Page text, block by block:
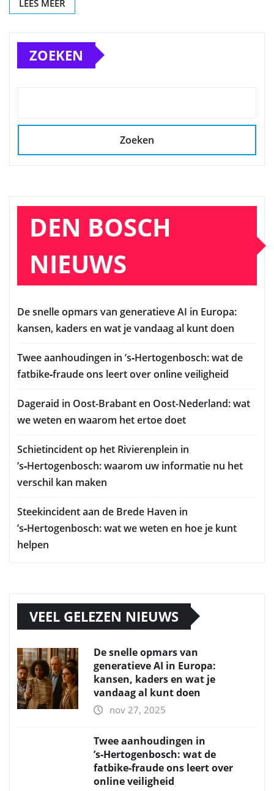
LEES MEER
ZOEKEN
Zoeken
DEN BOSCH
NIEUWS
De snelle opmars van generatieve AI in Europa:
kansen, kaders en wat je vandaag al kunt doen
Twee aanhoudingen in ’s‑Hertogenbosch: wat de
fatbike‑fraude ons leert over online veiligheid
Dageraid in Oost-Brabant en Oost-Nederland: wat
we weten en waarom het ertoe doet
Schietincident op het Rivierenplein in
’s‑Hertogenbosch: waarom uw informatie nu het
verschil kan maken
Steekincident aan de Brede Haven in
’s‑Hertogenbosch: wat we weten en hoe je kunt
helpen
VEEL GELEZEN NIEUWS
De snelle opmars van
generatieve AI in Europa:
kansen, kaders en wat je
vandaag al kunt doen
nov 27, 2025
Twee aanhoudingen in
’s‑Hertogenbosch: wat de
fatbike‑fraude ons leert over
online veiligheid